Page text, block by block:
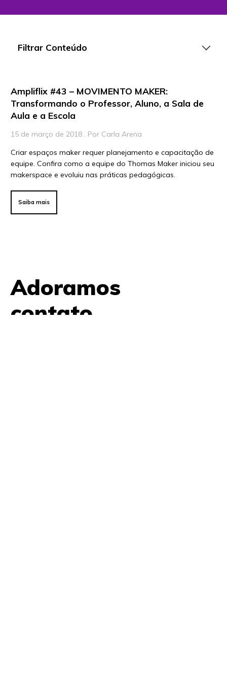
Filtrar Conteúdo
Artigos
Playlists
Vídeos
Para Educadores
Para Instituições
Ampliflix #43 – MOVIMENTO MAKER:
Transformando o Professor, Aluno, a Sala de
Aula e a Escola
15 de março de 2018 . Por Carla Arena
Criar espaços maker requer planejamento e capacitação de
equipe. Confira como a equipe do Thomas Maker iniciou seu
makerspace e evoluiu nas práticas pedagógicas.
Saiba mais
Adoramos
contato.